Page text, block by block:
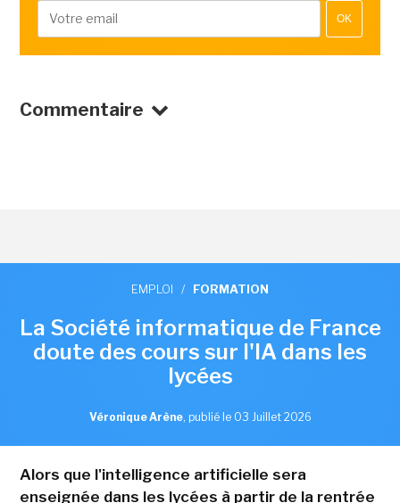
OK
Commentaire
EMPLOI / FORMATION
La Société informatique de France
doute des cours sur l'IA dans les
lycées
Véronique Arène, publié le 03 Juillet 2026
Alors que l'intelligence artificielle sera
enseignée dans les lycées à partir de la rentrée